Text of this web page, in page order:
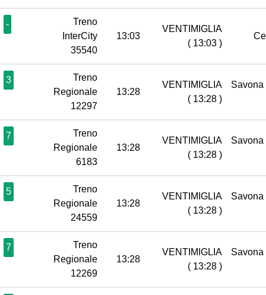
-
Treno
InterCity
35540
13:03
VENTIMIGLIA
( 13:03 )
3
Treno
Regionale
12297
13:28
VENTIMIGLIA
( 13:28 )
Savona
7
Treno
Regionale
6183
13:28
VENTIMIGLIA
( 13:28 )
Savona
5
Treno
Regionale
24559
13:28
VENTIMIGLIA
( 13:28 )
Savona
7
Treno
Regionale
12269
13:28
VENTIMIGLIA
( 13:28 )
Savona